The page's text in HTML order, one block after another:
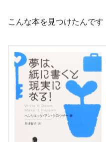
こんな本を見つけたんです